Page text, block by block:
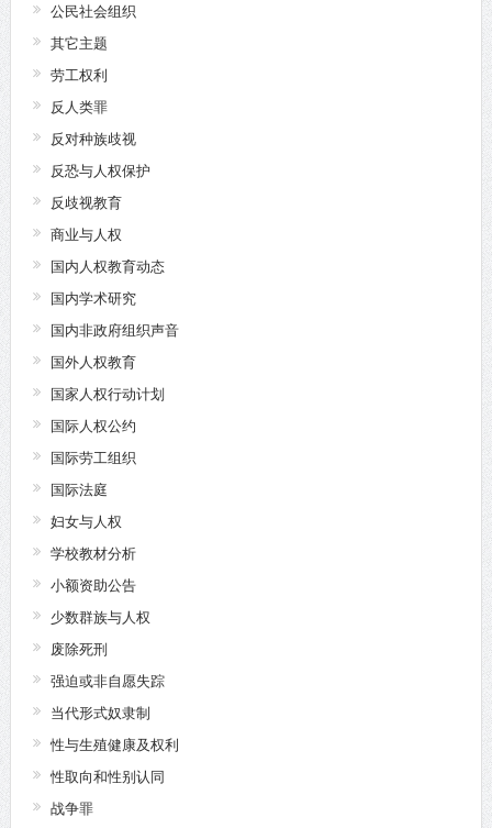
公民社会组织
其它主题
劳工权利
反人类罪
反对种族歧视
反恐与人权保护
反歧视教育
商业与人权
国内人权教育动态
国内学术研究
国内非政府组织声音
国外人权教育
国家人权行动计划
国际人权公约
国际劳工组织
国际法庭
妇女与人权
学校教材分析
小额资助公告
少数群族与人权
废除死刑
强迫或非自愿失踪
当代形式奴隶制
性与生殖健康及权利
性取向和性别认同
战争罪